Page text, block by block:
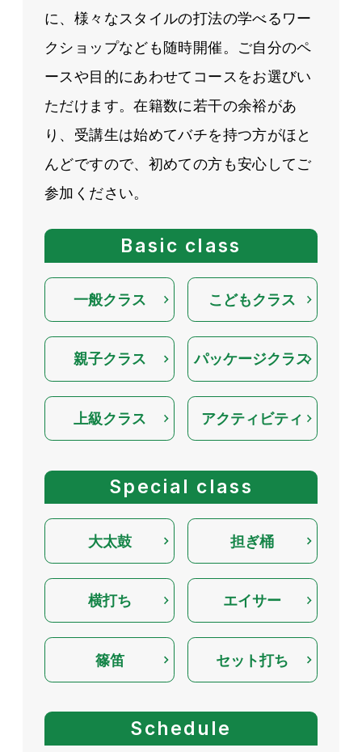
に、様々なスタイルの打法の学べるワー
クショップなども随時開催。ご自分のペ
ースや目的にあわせてコースをお選びい
ただけます。在籍数に若干の余裕があ
り、受講生は始めてバチを持つ方がほと
んどですので、初めての方も安心してご
参加ください。
Basic class
一般クラス こどもクラス
親子クラス パッケージクラス
上級クラス アクティビティ
Special class
大太鼓 担ぎ桶
横打ち エイサー
篠笛 セット打ち
Schedule